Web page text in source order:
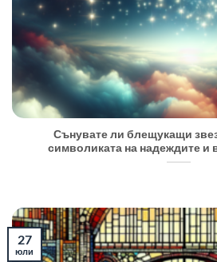
Сънувате ли блещукащи
символиката на надеждите и
27
юли